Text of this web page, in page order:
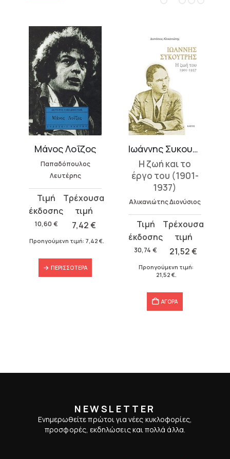
Μάνος Λοΐζος
Παπαδόπουλος
Λευτέρης
10,60 €
Original
price
was:
10,60 €.
7,42€
τρέχουσα
τιμή
Προηγούμενη τιμή: 7,42 €.
ΠΕΡΙΣΣΌΤΕΡΑ
Ιωάννης Συκουτρής
Η ζωή και το
έργο του (1901-
1937)
Αλικανιώτης Διονύσιος
30,74 €
Original
price
was:
21,52€
τρέχουσα
τιμή
21,52 €.
Προηγούμενη τιμή:
21,52 €.
ΑΓΟΡΑ
NEWSLETTER
Ενημερωθείτε πρώτοι για νέες κυκλοφορίες,
προσφορές, εκδηλώσεις και πολλά άλλα.